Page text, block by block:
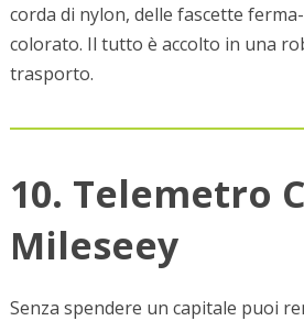
corda di nylon, delle fascette
colorato. Il tutto è accolto in una
trasporto.
10. Telemetro
Mileseey
Senza spendere un capitale puoi